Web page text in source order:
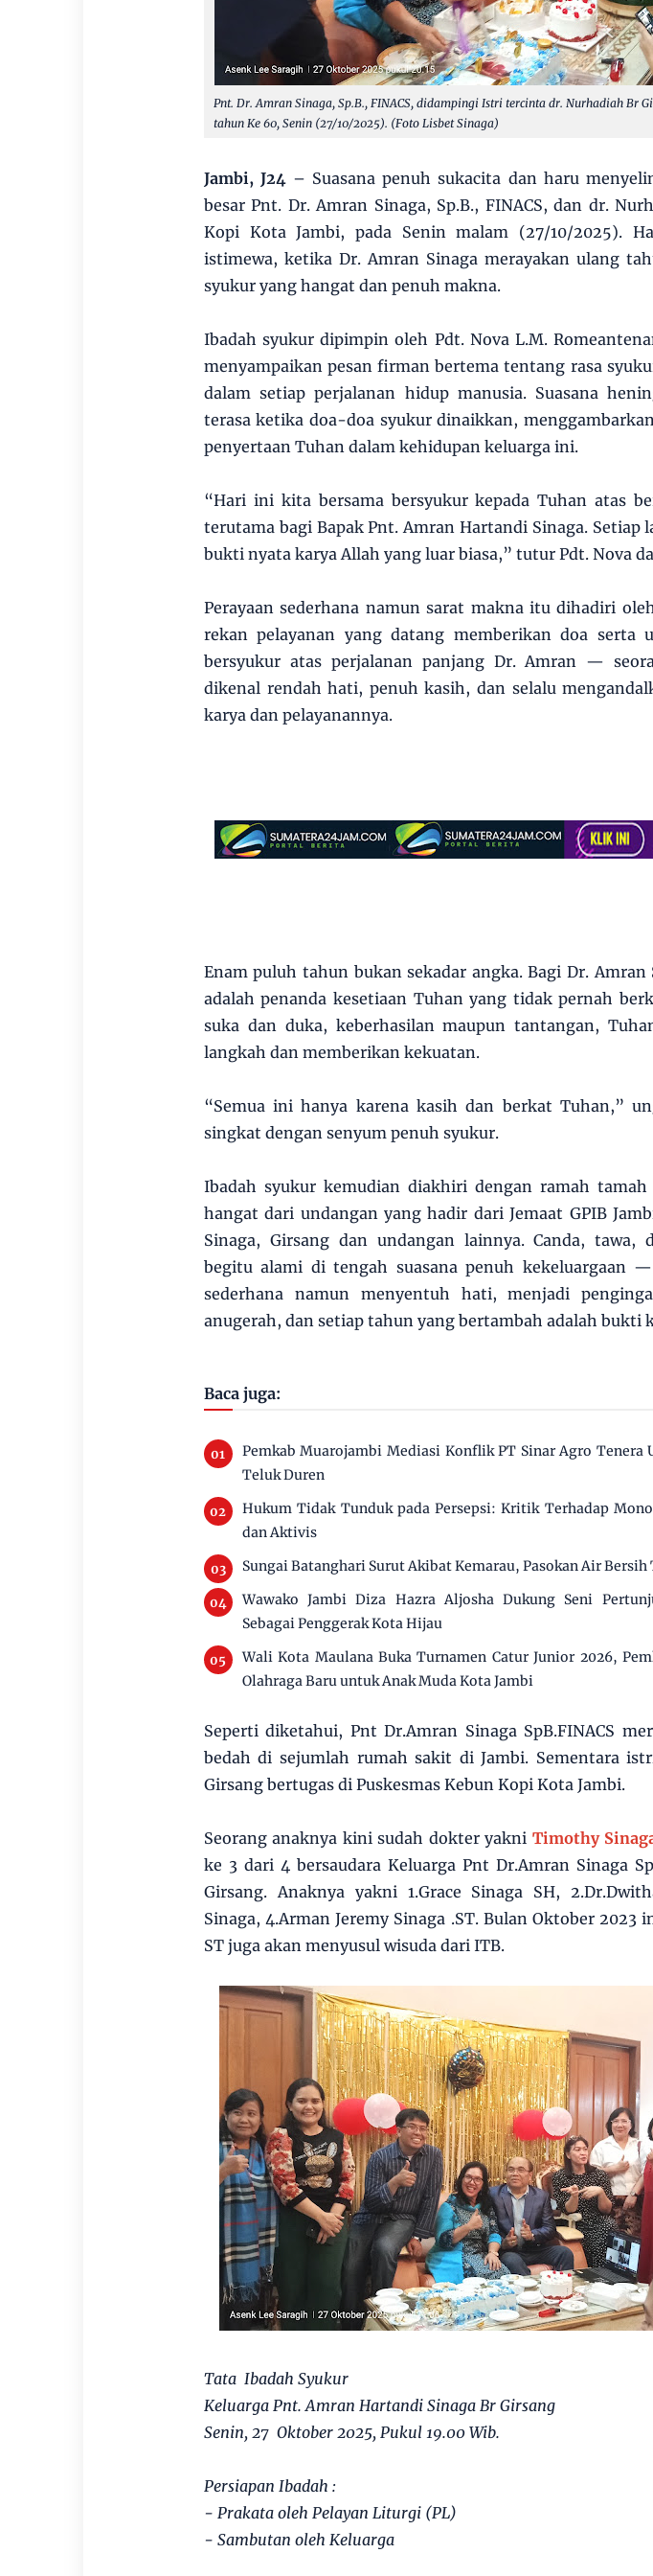
Pnt. Dr. Amran Sinaga, Sp.B., FINACS, didampingi Istri tercinta dr. Nurhadiah Br
tahun Ke 60, Senin (27/10/2025). (Foto Lisbet Sinaga)
Jambi, J24 – Suasana penuh sukacita dan haru
besar Pnt. Dr. Amran Sinaga, Sp.B., FINACS, dan dr.
Kopi Kota Jambi, pada Senin malam (27/10/2025).
istimewa, ketika Dr. Amran Sinaga merayakan ulang
syukur yang hangat dan penuh makna.
Ibadah syukur dipimpin oleh Pdt. Nova L.M.
menyampaikan pesan firman bertema tentang rasa
dalam setiap perjalanan hidup manusia. Suasana
terasa ketika doa-doa syukur dinaikkan,
penyertaan Tuhan dalam kehidupan keluarga ini.
“Hari ini kita bersama bersyukur kepada Tuhan atas
terutama bagi Bapak Pnt. Amran Hartandi Sinaga. Setiap
bukti nyata karya Allah yang luar biasa,” tutur Pdt. Nova
Perayaan sederhana namun sarat makna itu dihadiri
rekan pelayanan yang datang memberikan doa serta
bersyukur atas perjalanan panjang Dr. Amran —
dikenal rendah hati, penuh kasih, dan selalu
karya dan pelayanannya.
Enam puluh tahun bukan sekadar angka. Bagi Dr.
adalah penanda kesetiaan Tuhan yang tidak pernah
suka dan duka, keberhasilan maupun tantangan,
langkah dan memberikan kekuatan.
“Semua ini hanya karena kasih dan berkat Tuhan,”
singkat dengan senyum penuh syukur.
Ibadah syukur kemudian diakhiri dengan ramah tamah
hangat dari undangan yang hadir dari Jemaat GPIB
Sinaga, Girsang dan undangan lainnya. Canda, tawa,
begitu alami di tengah suasana penuh kekeluargaan
sederhana namun menyentuh hati, menjadi
anugerah, dan setiap tahun yang bertambah adalah bukti
Baca juga:
Pemkab Muarojambi Mediasi Konflik PT Sinar Agro Tenera
Teluk Duren
Hukum Tidak Tunduk pada Persepsi: Kritik Terhadap
dan Aktivis
Sungai Batanghari Surut Akibat Kemarau, Pasokan Air
Wawako Jambi Diza Hazra Aljosha Dukung Seni
Sebagai Penggerak Kota Hijau
Wali Kota Maulana Buka Turnamen Catur Junior 2026,
Olahraga Baru untuk Anak Muda Kota Jambi
Seperti diketahui, Pnt Dr.Amran Sinaga SpB.FINACS
bedah di sejumlah rumah sakit di Jambi. Sementara
Girsang bertugas di Puskesmas Kebun Kopi Kota Jambi.
Seorang anaknya kini sudah dokter yakni Timothy
ke 3 dari 4 bersaudara Keluarga Pnt Dr.Amran Sinaga
Girsang. Anaknya yakni 1.Grace Sinaga SH,
Sinaga, 4.Arman Jeremy Sinaga .ST. Bulan Oktober 2023
ST juga akan menyusul wisuda dari ITB.
Tata Ibadah Syukur
Keluarga Pnt. Amran Hartandi Sinaga Br Girsang
Senin, 27 Oktober 2025, Pukul 19.00 Wib.
Persiapan Ibadah :
- Prakata oleh Pelayan Liturgi (PL)
- Sambutan oleh Keluarga